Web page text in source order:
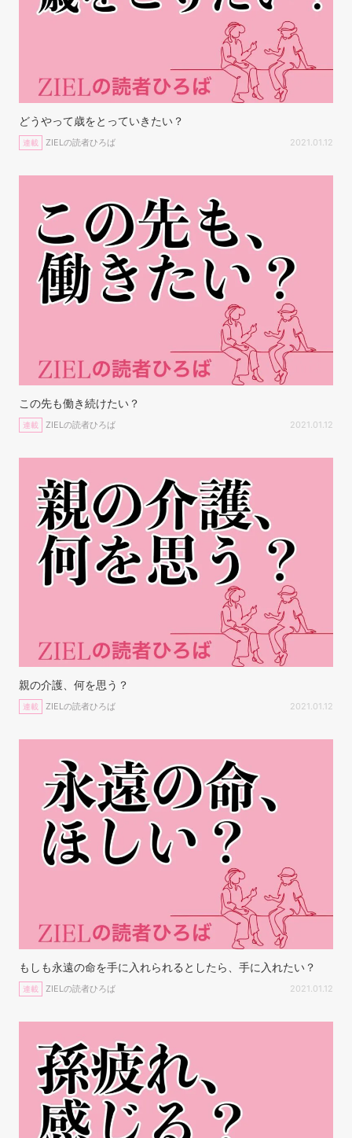
どうやって歳をとっていきたい？
連載 ZIELの読者ひろば 2021.01.12
この先も働き続けたい？
連載 ZIELの読者ひろば 2021.01.12
親の介護、何を思う？
連載 ZIELの読者ひろば 2021.01.12
もしも永遠の命を手に入れられるとしたら、手に入れたい？
連載 ZIELの読者ひろば 2021.01.12